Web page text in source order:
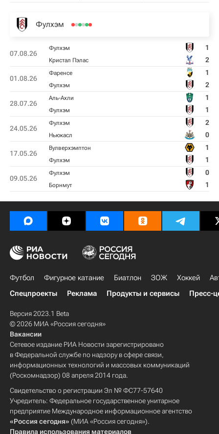
Фулхэм
07.08.26
Фулхэм 1
Кристал Пэлас 2
01.08.26
Фаренсе 1
Фулхэм 2
28.07.26
Аль-Ахли 1
Фулхэм 1
24.05.26
Фулхэм 2
Ньюкасл 0
17.05.26
Вулверхэмптон 1
Фулхэм 1
09.05.26
Фулхэм 0
Борнмут 1
Футбол Фигурное катание Биатлон ЗОЖ Хоккей
Спецпроекты
Реклама Продукты и сервисы Пресс-
Версия 2023.1 Beta
© 2026 МИА «Россия сегодня»
Вакансии
Сетевое издание РИА Новости зарегистрировано
в Федеральной службе по надзору в сфере связи,
информационных технологий и массовых коммуникаций
(Роскомнадзор) 08 апреля 2014 года.
Свидетельство о регистрации Эл № ФС77-57640
Учредитель: Федеральное государственное унитарное
предприятие Международное информационное агентство
«Россия сегодня» (МИА «Россия сегодня»).
Правила использования материалов